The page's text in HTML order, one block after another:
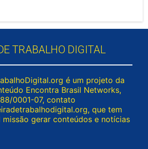
TRABALHO DIGITAL
é um projeto da
Encontra Brasil Networks,
0001-07, contato
, que tem
gerar conteúdos e notícias